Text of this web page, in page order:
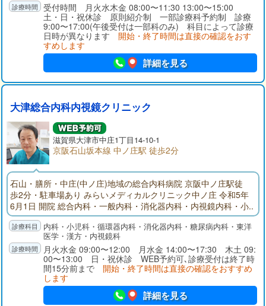
受付時間 月火水木金 08:00〜11:30 13:00〜15:00
土・日・祝休診 原則紹介制 一部診療科予約制 診療
9:00〜17:00(午後受付は一部科のみ) 科目によって診療
日時が異なります 開始・終了時間は直接の確認をおす
すめします
詳細を見る
大津総合内科内視鏡クリニック
滋賀県大津市中庄1丁目14-10-1
京阪石山坂本線 中ノ庄駅 徒歩2分
石山・膳所・中庄(中ノ庄)地域の総合内科病院 京阪中ノ庄駅徒
歩2分・駐車場あり みらいメディカルクリニック中ノ庄 令和5年
6月1日 開院 総合内科・一般内科・消化器内科・内視鏡内科・小
児科 (内科に関するご病気は当院へ受診ください) 内視鏡(胃カメ
ラ・大腸カメラ) クリニックにおいて大腸カメラを実施している
病院はとても少ない状況です。 超音波検査(エコー検査：くぶや
お腹の検査がすぐに出来ます)
内科・小児科・循環器内科・消化器内科・糖尿病内科・東洋
医学・漢方・内視鏡科
月火水金 09:00〜12:00 月水金 14:00〜17:30 木土 09:
00〜13:00 日・祝休診 WEB予約可､診療受付は終了時
間15分前まで 開始・終了時間は直接の確認をおすすめ
します
詳細を見る